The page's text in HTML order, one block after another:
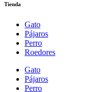
Tienda
Gato
Pájaros
Perro
Roedores
Gato
Pájaros
Perro